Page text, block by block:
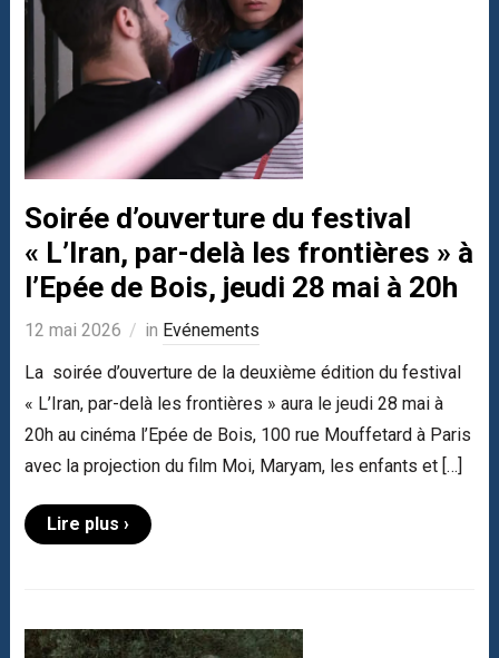
Soirée d’ouverture du festival
« L’Iran, par-delà les frontières » à
l’Epée de Bois, jeudi 28 mai à 20h
12 mai 2026 in Evénements
La soirée d’ouverture de la deuxième édition du festival
« L’Iran, par-delà les frontières » aura le jeudi 28 mai à
20h au cinéma l’Epée de Bois, 100 rue Mouffetard à Paris
avec la projection du film Moi, Maryam, les enfants et […]
Lire plus ›